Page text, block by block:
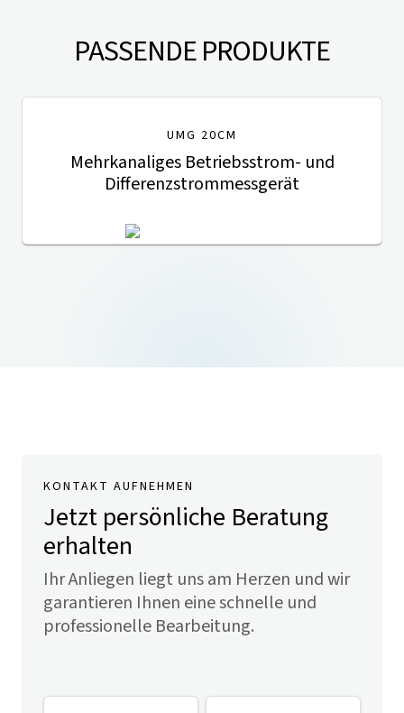
PASSENDE PRODUKTE
UMG 20CM
Mehrkanaliges Betriebsstrom- und
Differenzstrommessgerät
KONTAKT AUFNEHMEN
Jetzt persönliche Beratung
erhalten
Ihr Anliegen liegt uns am Herzen und wir
garantieren Ihnen eine schnelle und
professionelle Bearbeitung.